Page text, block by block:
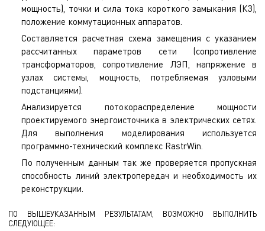
мощность), точки и сила тока короткого замыкания (КЗ),
положение коммутационных аппаратов.
Составляется расчетная схема замещения с указанием
рассчитанных параметров сети (сопротивление
трансформаторов, сопротивление ЛЭП, напряжение в
узлах системы, мощность, потребляемая узловыми
подстанциями).
Анализируется потокораспределение мощности
проектируемого энергоисточника в электрических сетях.
Для выполнения моделирования используется
программно-технический комплекс RastrWin.
По полученным данным так же проверяется пропускная
способность линий электропередач и необходимость их
реконструкции.
ПО ВЫШЕУКАЗАННЫМ РЕЗУЛЬТАТАМ, ВОЗМОЖНО ВЫПОЛНИТЬ
СЛЕДУЮЩЕЕ: